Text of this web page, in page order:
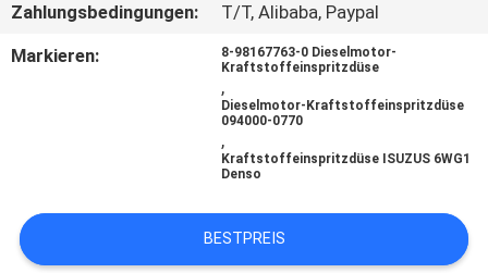
BITTE
SITEMAP
Zahlungsbedingungen:
T/T, Alibaba, Paypal
Markieren:
8-98167763-0 Dieselmotor-
Kraftstoffeinspritzdüse
,
Dieselmotor-Kraftstoffeinspritzdüse
094000-0770
,
Kraftstoffeinspritzdüse ISUZUS 6WG1
Denso
BESTPREIS